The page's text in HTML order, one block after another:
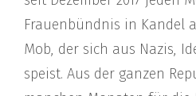
Frauenbündnis in Kandel
Mob, der sich aus Nazis,
speist. Aus der ganzen